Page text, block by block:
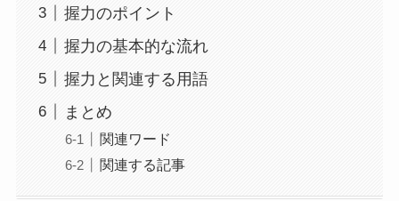
握力のポイント
握力の基本的な流れ
握力と関連する用語
まとめ
関連ワード
関連する記事